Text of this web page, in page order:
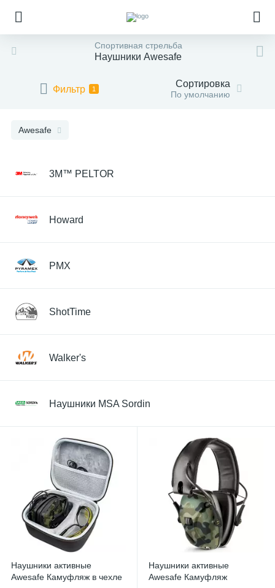
Спортивная стрельба
Наушники Awesafe
Фильтр 1 Сортировка
По умолчанию
Awesafe
3M™ PELTOR
Howard
PMX
ShotTime
Walker's
Наушники MSA Sordin
Наушники активные
Awesafe Камуфляж в чехле
Наушники активные
Awesafe Камуфляж